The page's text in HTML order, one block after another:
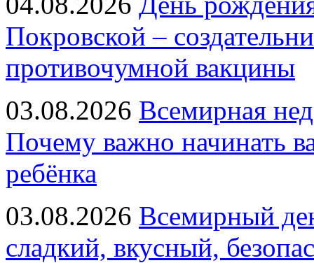
Покровской –
противочумной вакцины
03.08.2026 Всемирная
Почему важно начинать
ребёнка
03.08.2026 Всемирный
сладкий, вкусный,